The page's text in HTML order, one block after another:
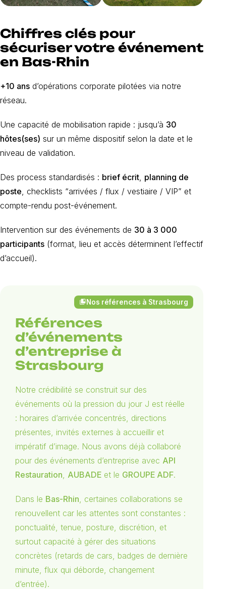
Chiffres clés pour
sécuriser votre événement
en Bas-Rhin
+10 ans d’opérations corporate pilotées via notre
réseau.
Une capacité de mobilisation rapide : jusqu’à 30
hôtes(ses) sur un même dispositif selon la date et le
niveau de validation.
Des process standardisés : brief écrit planning de
poste , checklists “arrivées / flux / vestiaire / VIP” et
compte-rendu post-événement.
Intervention sur des événements de 30 à 3 000
participants (format, lieu et accès déterminent l’effectif
d’accueil).
Références
d’événements
d’entreprise à
Strasbourg
Notre crédibilité se construit sur des
événements où la pression du jour J est réelle
: horaires d’arrivée concentrés, directions
présentes, invités externes à accueillir et
impératif d’image. Nous avons déjà collaboré
pour des événements d’entreprise avec API
Restauration AUBADE et le GROUPE ADF.
Dans le Bas-Rhin , certaines collaborations se
renouvellent car les attentes sont constantes :
ponctualité, tenue, posture, discrétion, et
surtout capacité à gérer des situations
concrètes (retards de cars, badges de dernière
minute, flux qui déborde, changement
d’entrée).
collections_bookmark Nos références à Strasbourg